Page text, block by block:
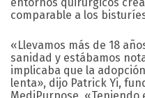
comparable a los
«Llevamos más de 18
sanidad y estábamos
implicaba que la
lenta», dijo Patrick Yi,